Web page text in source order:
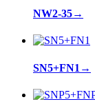
NW2-35→
SN5+FN1 →